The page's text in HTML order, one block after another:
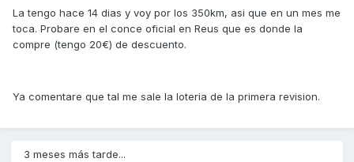
La tengo hace 14 dias y voy por los 350km, asi que en un mes me
toca. Probare en el conce oficial en Reus que es donde la
compre (tengo 20€) de descuento.
Ya comentare que tal me sale la loteria de la primera revision.
3 meses más tarde...